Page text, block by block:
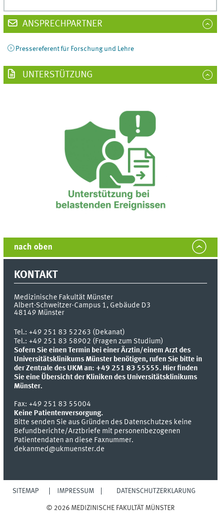
ANSPRECHPARTNER
Pressereferent für Forschung und Lehre
UNTERSTÜTZUNG
nach oben
KONTAKT
Medizinische Fakultät Münster
Albert-Schweitzer-Campus 1, Gebäude D3
48149 Münster
Tel.:+49 251 83 52263 (Dekanat)
Tel.: +49 251 83 58902 (Fragen zum Studium)
Sofern Sie einen Termin bei einer Ärztin/einem Arzt des
Universitätsklinikums Münster benötigen, rufen Sie bitte in
der Zentrale des UKM an: +49 251 83 55555. Hier finden
Sie eine Übersicht der Kliniken des Universitätsklinikums
Münster.
Fax:+49 251 83 55004
Keine Patientenversorgung.
Bitte senden Sie aus Gründen des Datenschutzes keine
Befundberichte/Arztbriefe mit personenbezogenen
Patientendaten an diese Faxnummer.
dekanmed@ukmuenster.de
SITEMAP IMPRESSUM DATENSCHUTZERKLÄRUNG
© 2026 MEDIZINISCHE FAKULTÄT MÜNSTER